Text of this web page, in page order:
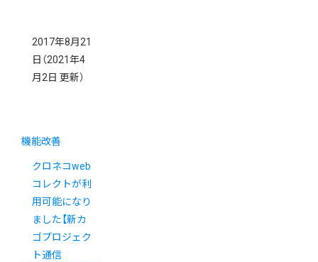
2017年8月21
日 （2021年4
月2日 更新）
機能改善
クロネコweb
コレクトが利
用可能になり
ました【新カ
ゴプロジェク
ト通信